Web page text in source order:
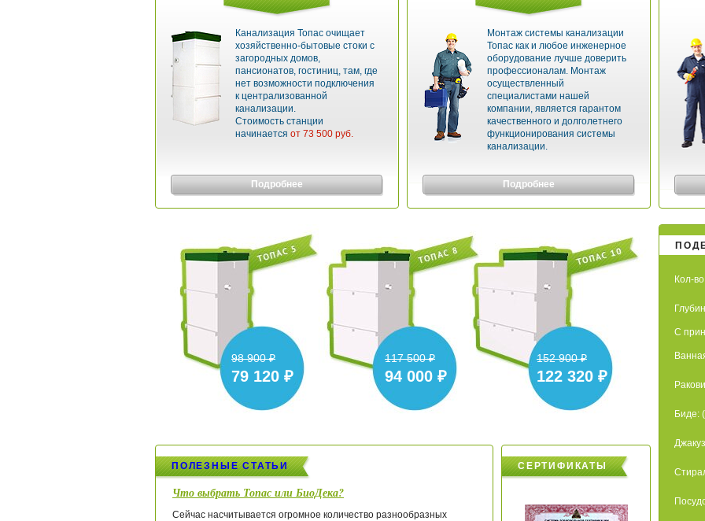
Канализация Топас очищает
хозяйственно-бытовые стоки с
загородных домов,
пансионатов, гостиниц, там, где
нет возможности подключения
к централизованной
канализации.
Стоимость станции
начинается от 73 500 руб.
Подробнее
Монтаж системы канализации
Топас как и любое инженерное
оборудование лучше доверить
профессионалам. Монтаж
осуществленный
специалистами нашей
компании, является гарантом
качественного и долголетнего
функционирования системы
канализации.
Подробнее
98 900 ₽
79 120 ₽
117 500 ₽
94 000 ₽
152 900 ₽
122 320 ₽
Кол-
С
Биде:
ПОЛЕЗНЫЕ СТАТЬИ
Что выбрать Топас или БиоДека?
Сейчас насчитывается огромное количество разнообразных
СЕРТИФИКАТЫ